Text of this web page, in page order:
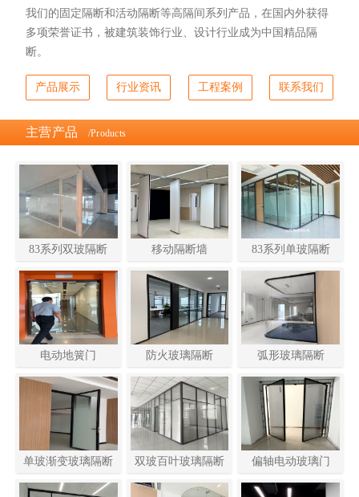
我们的固定隔断和活动隔断等高隔间系列产品，在国内外获得
多项荣誉证书，被建筑装饰行业、设计行业成为中国精品隔
断。
产品展示 行业资讯 工程案例 联系我们
主营产品 /Products
83系列双玻隔断 移动隔断墙 83系列单玻隔断
电动地簧门 防火玻璃隔断 弧形玻璃隔断
单玻渐变玻璃隔断 双玻百叶玻璃隔断 偏轴电动玻璃门